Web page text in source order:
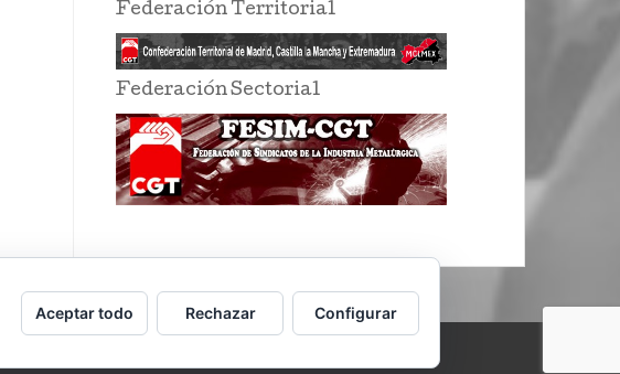
Federación Territorial
Federación Sectorial
Aceptar todo Rechazar Configurar